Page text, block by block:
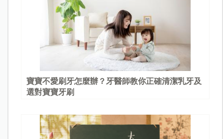
寶寶不愛刷牙怎麼辦？牙醫師教你正確清潔乳牙及
選對寶寶牙刷